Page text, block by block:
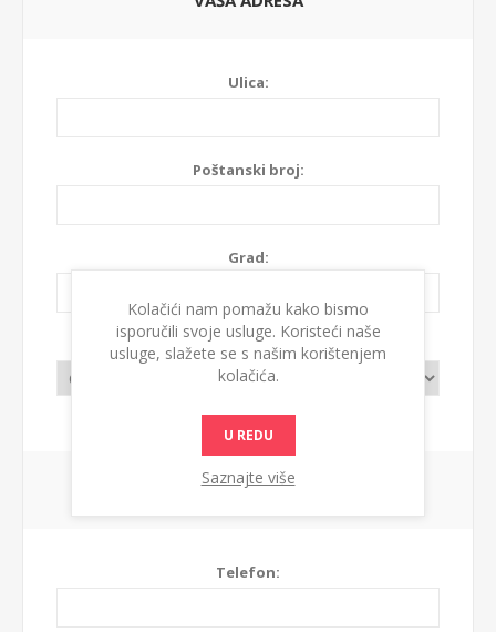
Ulica:
Poštanski broj:
Grad:
Država:
VAŠI PODACI ZA KONTAKT
Telefon:
Kolačići nam pomažu kako bismo
isporučili svoje usluge. Koristeći naše
usluge, slažete se s našim korištenjem
kolačića.
U REDU
Saznajte više